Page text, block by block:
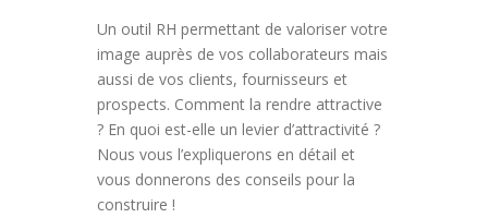
Un outil RH permettant de valoriser votre
image auprès de vos collaborateurs mais
aussi de vos clients, fournisseurs et
prospects. Comment la rendre attractive
? En quoi est-elle un levier d’attractivité ?
Nous vous l’expliquerons en détail et
vous donnerons des conseils pour la
construire !